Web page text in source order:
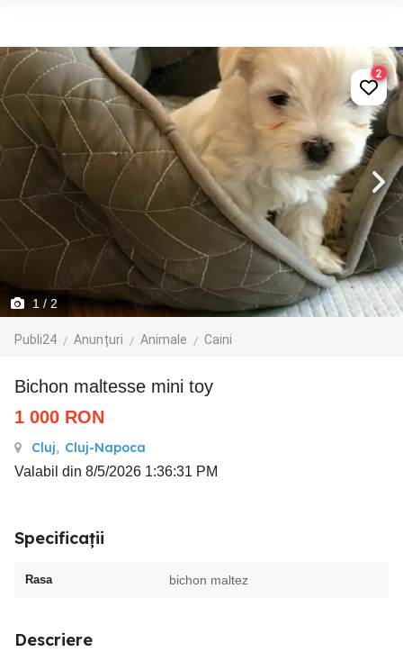
1 / 2
Publi24 Anunțuri Animale Caini
2
Bichon maltesse mini toy
1 000 RON
Cluj, Cluj-Napoca
Valabil din 8/5/2026 1:36:31 PM
Specificații
Rasa bichon maltez
Descriere